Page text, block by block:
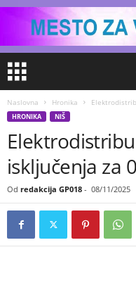
Naslovna Hronika
HRONIKA NIŠ
isključenja za
Od redakcija GP018 - 08/11/2025